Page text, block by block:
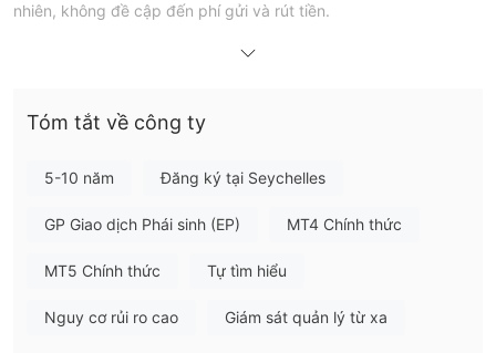
nhiên, không đề cập đến phí gửi và rút tiền.
TradeWill Có Uy tín không?
bởiỦy ban Dịch vụ Tài chính Seychelles (FSA)
Nền tảng cũng có một giấy phép Đại diện được bổ nhiệm (AR)
tại Úc với số giấy phép là 001292696.
Tôi có thể giao dịch gì trên TradeWill?
TradeWill cung cấp nhiều công cụ tài chính, chủ yếu bao gồm
forex, kim loại, chỉ số và cổ phiếu
Tóm tắt về công ty
5-10 năm Đăng ký tại Seychelles
GP Giao dịch Phái sinh (EP) MT4 Chính thức
MT5 Chính thức Tự tìm hiểu
Nguy cơ rủi ro cao Giám sát quản lý từ xa